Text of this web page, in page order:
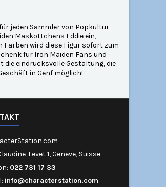
jeden Sammler von Popkultur-
Maskottchens Eddie ein,
wird diese Figur sofort zum
für Iron Maiden Fans und
die eindrucksvolle Gestaltung, die
in Genf möglich!
Levet 1, Geneve, Suisse
022 731 17 33
info@characterstation.com